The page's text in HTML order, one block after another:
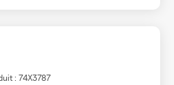
: 74X3787